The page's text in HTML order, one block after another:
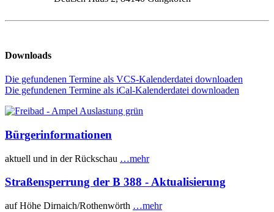
Downloads
Die gefundenen Termine als VCS-Kalenderdatei downloaden
Die gefundenen Termine als iCal-Kalenderdatei downloaden
Bürgerinformationen
aktuell und in der Rückschau …mehr
Straßensperrung der B 388 - Aktualisierung
auf Höhe Dirnaich/Rothenwörth …mehr